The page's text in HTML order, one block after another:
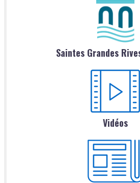
Saintes Grandes
Vidéos